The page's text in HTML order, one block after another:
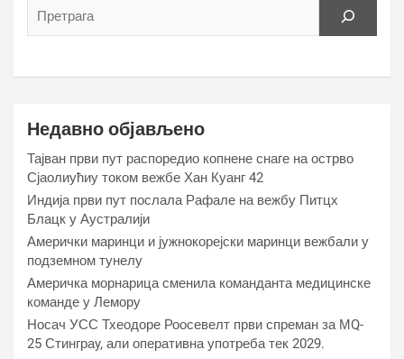
Недавно објављено
Тајван први пут распоредио копнене снаге на острво
Сјаолиућиу током вежбе Хан Куанг 42
Индија први пут послала Рафале на вежбу Питцх
Блацк у Аустралији
Амерички маринци и јужнокорејски маринци вежбали у
подземном тунелу
Америчка морнарица сменила команданта медицинске
команде у Лемору
Носач УСС Тхеодоре Роосевелт први спреман за МQ-
25 Стинграy, али оперативна употреба тек 2029.